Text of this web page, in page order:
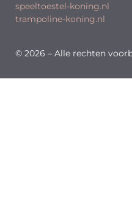
speeltoestel-koning.nl
trampoline-koning.nl
© 2026 – Alle rechten